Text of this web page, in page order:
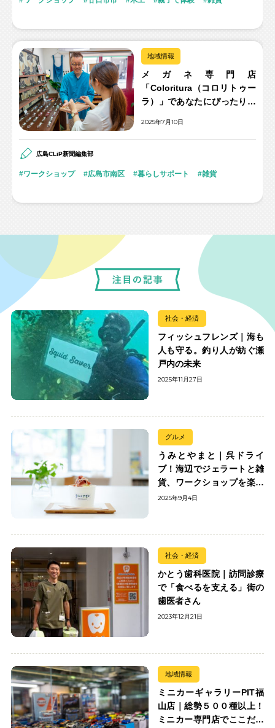
地域情報
メガネ専門店
「Coloritura（コロリトゥー
ラ）」であなたにぴったりな
2025年7月10日
広島CLiP新聞編集部
ワークショップ 広島市南区 暮らしサポート 雑貨
社会・経済
フィッシュフレンズ｜海も
人も守る。釣り人が紡ぐ瀬
戸内の未来
2025年11月27日
グルメ
うみとやまと｜呉ドライ
ブ！海辺でジェラートと雑
貨、ワークショップを楽し
む
2025年9月4日
社会・経済
かとう歯科医院｜訪問診療
で「食べるを支える」街の
歯医者さん
2023年12月21日
地域情報
ミニカーギャラリーPIT福
山店｜総勢５００種以上！
ミニカー専門店でここだけ